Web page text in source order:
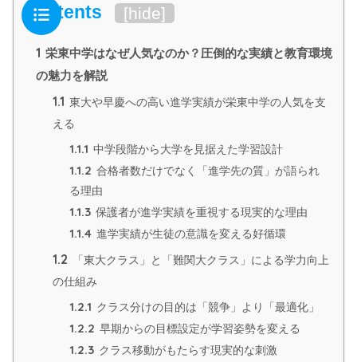
Contents [hide]
1 栄東中学はなぜ人気なのか？圧倒的な実績と教育環境
の魅力を解説
1.1 東大や早慶への高い進学実績が栄東中学の人気を支
える
1.1.1 中学段階から大学を見据えた学習設計
1.1.2 合格者数だけでなく「進学先の質」が語られ
る理由
1.1.3 保護者が進学実績を重視する現実的な理由
1.1.4 進学実績が生徒の意識を変える好循環
1.2
「東大クラス」と「難関大クラス」による学力向上
の仕組み
1.2.1 クラス分けの目的は「競争」より「最適化」
1.2.2 早期からの目標設定が学習姿勢を変える
1.2.3 クラス移動がもたらす現実的な刺激